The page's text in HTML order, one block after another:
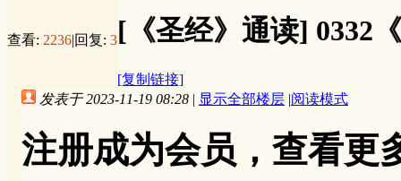
查看: 2236|回复: 3[《圣经》通读] 0332
[复制链接]
发表于 2023-11-19 08:28 | 显示全部楼层 |阅读模式
注册成为会员，查看更